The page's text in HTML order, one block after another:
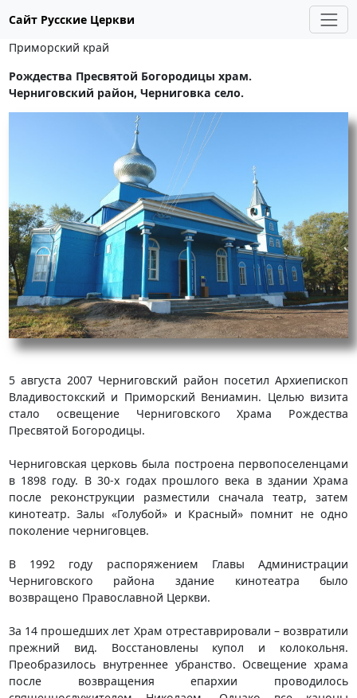
Сайт Русские Церкви
Приморский край
Рождества Пресвятой Богородицы храм.
Черниговский район, Черниговка село.
5 августа 2007 Черниговский район посетил Архиепископ
Владивостокский и Приморский Вениамин. Целью визита
стало освещение Черниговского Храма Рождества
Пресвятой Богородицы.
Черниговская церковь была построена первопоселенцами
в 1898 году. В 30-х годах прошлого века в здании Храма
после реконструкции разместили сначала театр, затем
кинотеатр. Залы «Голубой» и Красный» помнит не одно
поколение черниговцев.
В 1992 году распоряжением Главы Администрации
Черниговского района здание кинотеатра было
возвращено Православной Церкви.
За 14 прошедших лет Храм отреставрировали – возвратили
прежний вид. Восстановлены купол и колокольня.
Преобразилось внутреннее убранство. Освещение храма
после возвращения епархии проводилось